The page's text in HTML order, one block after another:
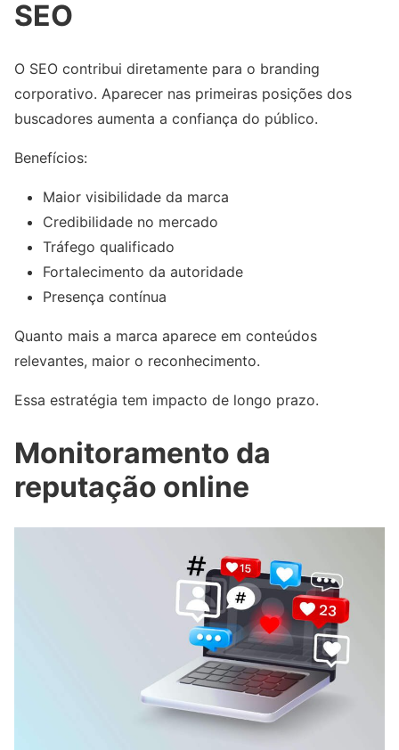
SEO
O SEO contribui diretamente para o branding
corporativo. Aparecer nas primeiras posições dos
buscadores aumenta a confiança do público.
Benefícios:
Maior visibilidade da marca
Credibilidade no mercado
Tráfego qualificado
Fortalecimento da autoridade
Presença contínua
Quanto mais a marca aparece em conteúdos
relevantes, maior o reconhecimento.
Essa estratégia tem impacto de longo prazo.
Monitoramento da
reputação online